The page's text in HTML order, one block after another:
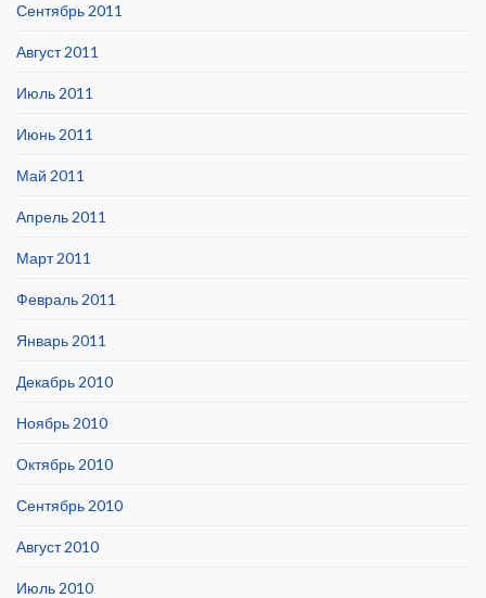
Сентябрь 2011
Август 2011
Июль 2011
Июнь 2011
Май 2011
Апрель 2011
Март 2011
Февраль 2011
Январь 2011
Декабрь 2010
Ноябрь 2010
Октябрь 2010
Сентябрь 2010
Август 2010
Июль 2010